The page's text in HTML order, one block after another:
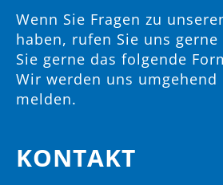
Wenn Sie Fragen zu
haben, rufen Sie uns
Sie gerne das folgende
Wir werden uns umgehend
melden.
KONTAKT